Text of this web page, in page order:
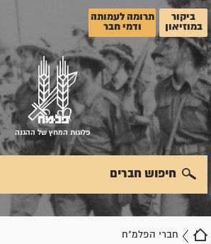
ביקור
במוזיאון
תרומה לעמותה
ודמי חבר
פלוגות המחץ של ההגנה
חברי הפלמ"ח
חיפוש חברים